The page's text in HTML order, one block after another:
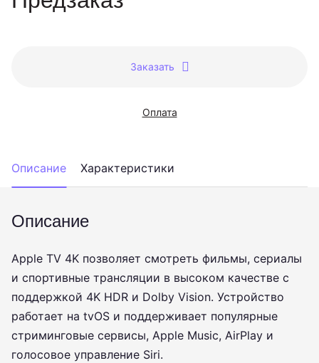
Заказать
Оплата
Описание Характеристики
Описание
Apple TV 4K позволяет смотреть фильмы, сериалы
и спортивные трансляции в высоком качестве с
поддержкой 4K HDR и Dolby Vision. Устройство
работает на tvOS и поддерживает популярные
стриминговые сервисы, Apple Music, AirPlay и
голосовое управление Siri.